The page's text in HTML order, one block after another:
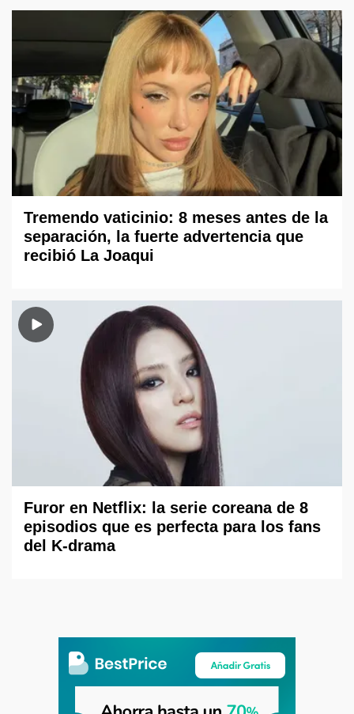
Tremendo vaticinio: 8 meses antes de la
separación, la fuerte advertencia que
recibió La Joaqui
Furor en Netflix: la serie coreana de 8
episodios que es perfecta para los fans
del K-drama